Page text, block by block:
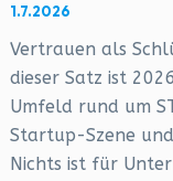
1.7.2026
Vertrauen als
dieser Satz ist
Umfeld rund um
Startup-Szene
Nichts ist für